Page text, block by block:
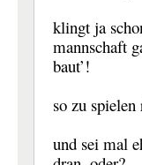
klingt ja
mannschaft
baut’!
so zu
und sei mal